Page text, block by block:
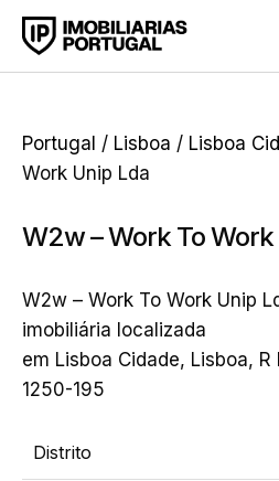
Portugal / Lisboa / Lisboa
Work Unip Lda
W2w – Work To
W2w – Work To Work Unip
imobiliária localizada
em Lisboa Cidade, Lisboa,
1250-195
Distrito